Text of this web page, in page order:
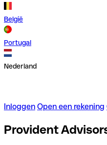
België
Portugal
Nederland
Inloggen Open een rekening
Provident